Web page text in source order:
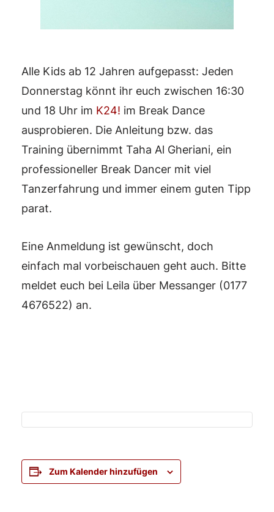
Alle Kids ab 12 Jahren aufgepasst: Jeden
Donnerstag könnt ihr euch zwischen 16:30
und 18 Uhr im K24! im Break Dance
ausprobieren. Die Anleitung bzw. das
Training übernimmt Taha Al Gheriani, ein
professioneller Break Dancer mit viel
Tanzerfahrung und immer einem guten Tipp
parat.
Eine Anmeldung ist gewünscht, doch
einfach mal vorbeischauen geht auch. Bitte
meldet euch bei Leila über Messanger (0177
4676522⁩) an.
Zum Kalender hinzufügen